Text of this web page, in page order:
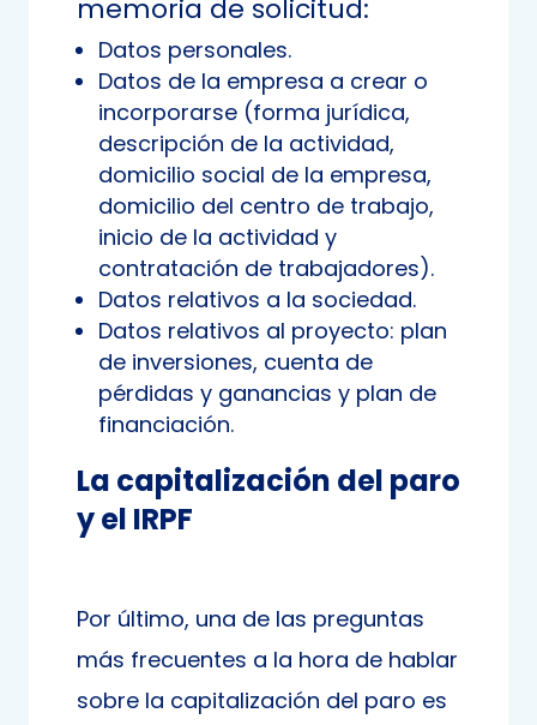
memoria de solicitud:
Datos personales.
Datos de la empresa a crear o
incorporarse (forma jurídica,
descripción de la actividad,
domicilio social de la empresa,
domicilio del centro de trabajo,
inicio de la actividad y
contratación de trabajadores).
Datos relativos a la sociedad.
Datos relativos al proyecto: plan
de inversiones, cuenta de
pérdidas y ganancias y plan de
financiación.
La capitalización del paro
y el IRPF
Por último, una de las preguntas
más frecuentes a la hora de hablar
sobre la capitalización del paro es